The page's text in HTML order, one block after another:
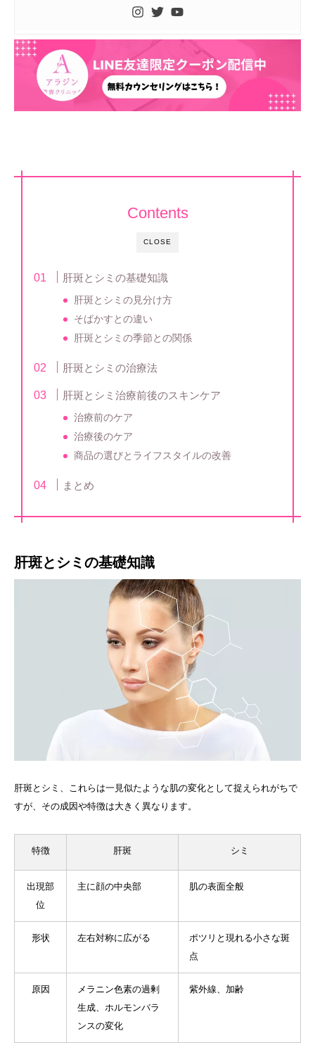
CLOSE
Contents
肝斑とシミの基礎知識
肝斑とシミの見分け方
そばかすとの違い
肝斑とシミの季節との関係
肝斑とシミの治療法
肝斑とシミ治療前後のスキンケア
治療前のケア
治療後のケア
商品の選びとライフスタイルの改善
まとめ
肝斑とシミの基礎知識
肝斑とシミ、これらは一見似たような肌の変化として捉えられがちで
すが、その成因や特徴は大きく異なります。
特徴 肝斑 シミ
出現部
位
主に顔の中央部 肌の表面全般
形状 左右対称に広がる
ポツリと現れる小さな斑
点
原因
メラニン色素の過剰
生成、ホルモンバラ
ンスの変化
紫外線、加齢